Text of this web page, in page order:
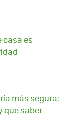
casa es
más segura:
que saber